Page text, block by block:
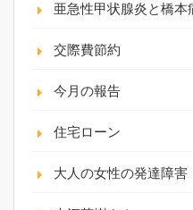
亜急性甲状腺炎と橋本
交際費節約
今月の報告
住宅ローン
大人の女性の発達障害